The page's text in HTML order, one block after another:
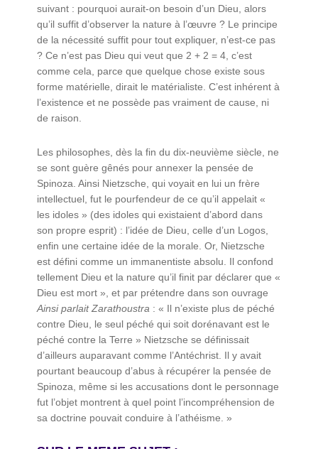
suivant : pourquoi aurait-on besoin d’un Dieu, alors
qu’il suffit d’observer la nature à l’œuvre ? Le principe
de la nécessité suffit pour tout expliquer, n’est-ce pas
? Ce n’est pas Dieu qui veut que 2 + 2 = 4, c’est
comme cela, parce que quelque chose existe sous
forme matérielle, dirait le matérialiste. C’est inhérent à
l’existence et ne possède pas vraiment de cause, ni
de raison.
Les philosophes, dès la fin du dix-neuvième siècle, ne
se sont guère gênés pour annexer la pensée de
Spinoza. Ainsi Nietzsche, qui voyait en lui un frère
intellectuel, fut le pourfendeur de ce qu’il appelait «
les idoles » (des idoles qui existaient d’abord dans
son propre esprit) : l’idée de Dieu, celle d’un Logos,
enfin une certaine idée de la morale. Or, Nietzsche
est défini comme un immanentiste absolu. Il confond
tellement Dieu et la nature qu’il finit par déclarer que «
Dieu est mort », et par prétendre dans son ouvrage
Ainsi parlait Zarathoustra : « Il n’existe plus de péché
contre Dieu, le seul péché qui soit dorénavant est le
péché contre la Terre » Nietzsche se définissait
d’ailleurs auparavant comme l’Antéchrist. Il y avait
pourtant beaucoup d’abus à récupérer la pensée de
Spinoza, même si les accusations dont le personnage
fut l’objet montrent à quel point l’incompréhension de
sa doctrine pouvait conduire à l’athéisme. »